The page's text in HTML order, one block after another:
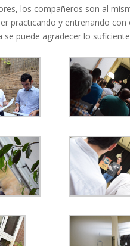
los compañeros son al
practicando y entrenando
se puede agradecer lo